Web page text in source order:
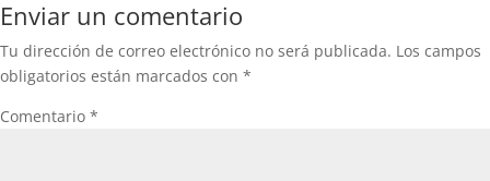
Enviar un comentario
Tu dirección de correo electrónico no será publicada. Los campos
obligatorios están marcados con *
Comentario *